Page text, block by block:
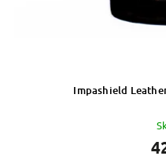
Impashield